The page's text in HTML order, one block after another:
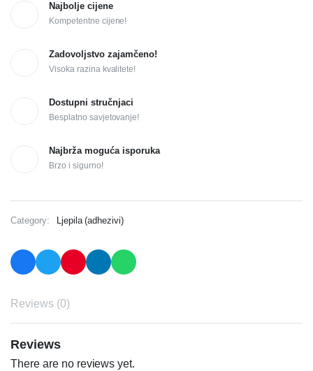
Najbolje cijene
Kompetentne cijene!
Zadovoljstvo zajamčeno!
Visoka razina kvalitete!
Dostupni stručnjaci
Besplatno savjetovanje!
Najbrža moguća isporuka
Brzo i sigurno!
Category: Ljepila (adhezivi)
Reviews (0)
Reviews
There are no reviews yet.